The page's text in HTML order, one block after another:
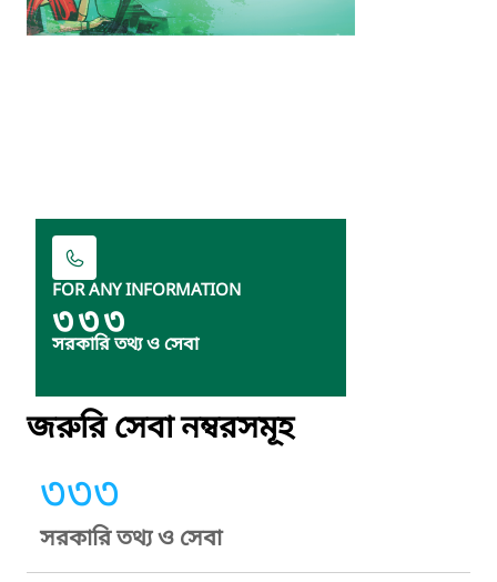
FOR ANY INFORMATION
৩৩৩
সরকারি তথ্য ও সেবা
জরুরি সেবা নম্বরসমূহ
৩৩৩
সরকারি তথ্য ও সেবা